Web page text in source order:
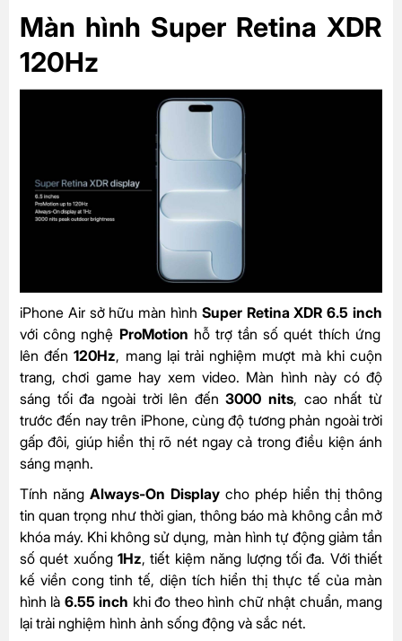
Màn hình Super Retina XDR
120Hz
iPhone Air sở hữu màn hình Super Retina XDR 6.5 inch
với công nghệ ProMotion hỗ trợ tần số quét thích ứng
lên đến120Hz, mang lại trải nghiệm mượt mà khi cuộn
trang, chơi game hay xem video. Màn hình này có độ
sáng tối đa ngoài trời lên đến3000 nits, cao nhất từ
trước đến nay trên iPhone, cùng độ tương phản ngoài trời
gấp đôi, giúp hiển thị rõ nét ngay cả trong điều kiện ánh
sáng mạnh.
Tính năng Always-On Display cho phép hiển thị thông
tin quan trọng như thời gian, thông báo mà không cần mở
khóa máy. Khi không sử dụng, màn hình tự động giảm tần
số quét xuống1Hz, tiết kiệm năng lượng tối đa. Với thiết
kế viền cong tinh tế, diện tích hiển thị thực tế của màn
hình là 6.55 inch khi đo theo hình chữ nhật chuẩn, mang
lại trải nghiệm hình ảnh sống động và sắc nét.